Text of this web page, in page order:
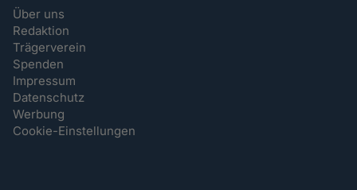
Über uns
Redaktion
Trägerverein
Spenden
Impressum
Datenschutz
Werbung
Cookie-Einstellungen